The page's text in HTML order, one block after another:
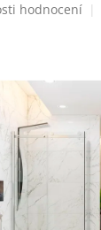
hodnocení